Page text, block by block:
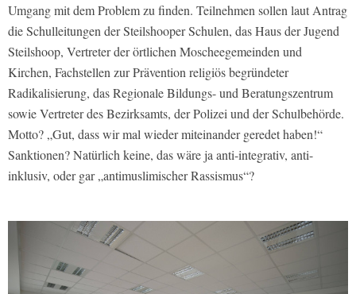
Umgang mit dem Problem zu finden. Teilnehmen sollen laut Antrag
die Schulleitungen der Steilshooper Schulen, das Haus der Jugend
Steilshoop, Vertreter der örtlichen Moscheegemeinden und
Kirchen, Fachstellen zur Prävention religiös begründeter
Radikalisierung, das Regionale Bildungs- und Beratungszentrum
sowie Vertreter des Bezirksamts, der Polizei und der Schulbehörde.
Motto? „Gut, dass wir mal wieder miteinander geredet haben!“
Sanktionen? Natürlich keine, das wäre ja anti-integrativ, anti-
inklusiv, oder gar „antimuslimischer Rassismus“?